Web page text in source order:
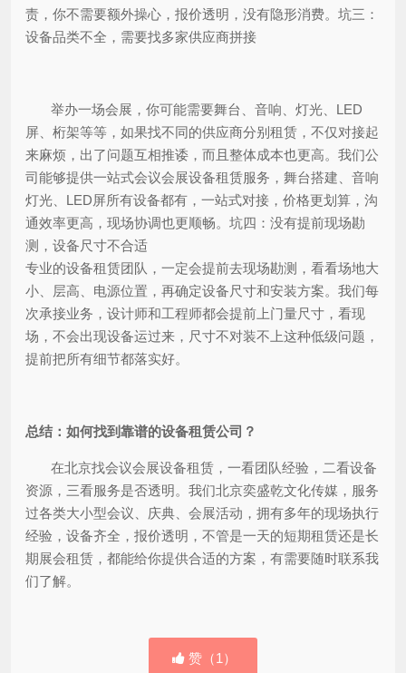
责，你不需要额外操心，报价透明，没有隐形消费。 坑三：
设备品类不全，需要找多家供应商拼接
举办一场会展，你可能需要舞台、音响、灯光、LED
屏、桁架等等，如果找不同的供应商分别租赁，不仅对接起
来麻烦，出了问题互相推诿，而且整体成本也更高。我们公
司能够提供一站式会议会展设备租赁服务，舞台搭建、音响
灯光、LED屏所有设备都有，一站式对接，价格更划算，沟
通效率更高，现场协调也更顺畅。 坑四：没有提前现场勘
测，设备尺寸不合适
专业的设备租赁团队，一定会提前去现场勘测，看看场地大
小、层高、电源位置，再确定设备尺寸和安装方案。我们每
次承接业务，设计师和工程师都会提前上门量尺寸，看现
场，不会出现设备运过来，尺寸不对装不上这种低级问题，
提前把所有细节都落实好。
总结：如何找到靠谱的设备租赁公司？
在北京找会议会展设备租赁，一看团队经验，二看设备
资源，三看服务是否透明。我们北京奕盛乾文化传媒，服务
过各类大小型会议、庆典、会展活动，拥有多年的现场执行
经验，设备齐全，报价透明，不管是一天的短期租赁还是长
期展会租赁，都能给你提供合适的方案，有需要随时联系我
们了解。
赞（1 ）